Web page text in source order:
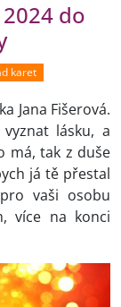
do
karet
Jana Fišerová.
lásku, a
má, tak z duše
já tě přestal
vaši osobu
více na konci